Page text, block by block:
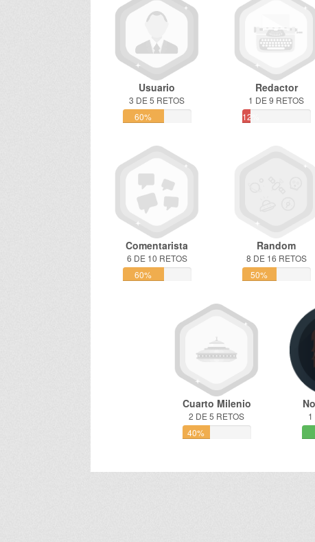
Usuario
3 DE 5 RETOS
60%
Redactor
1 DE 9 RETOS
12%
Comentarista
6 DE 10 RETOS
60%
Random
8 DE 16 RETOS
50%
Cuarto Milenio
2 DE 5 RETOS
40%